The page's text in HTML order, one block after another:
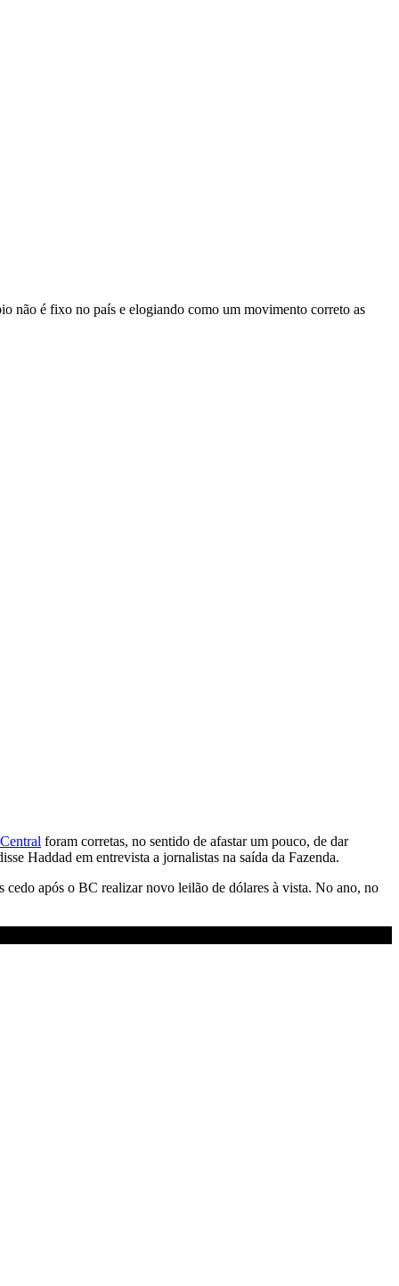
não é fixo no país e elogiando como um movimento correto as
foram corretas, no sentido de afastar um pouco, de dar
Haddad em entrevista a jornalistas na saída da Fazenda.
cedo após o BC realizar novo leilão de dólares à vista. No ano, no